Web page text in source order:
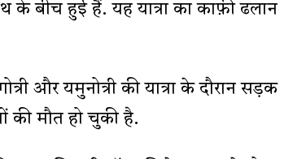
के बीच हुई हैं. यह यात्रा का काफ़ी ढलान
और यमुनोत्री की यात्रा के दौरान सड़क
की मौत हो चुकी है.